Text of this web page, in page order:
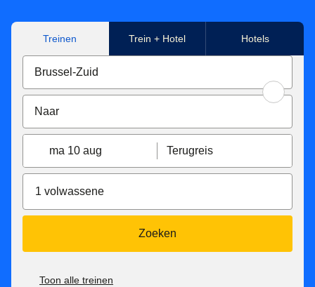
Treinen Trein + Hotel Hotels
ma 10 aug Terugreis
1 volwassene
Zoeken
Toon alle treinen